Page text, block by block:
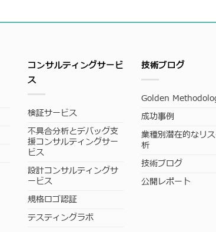
コンサルティングサービ
ス
検証サービス
不具合分析とデバッグ支
援コンサルティングサー
ビス
設計コンサルティングサ
ービス
規格ロゴ認証
テスティングラボ
技術ブログ
Golden
成功事例
業種別潜在的なリ
析
技術ブログ
公開レポート